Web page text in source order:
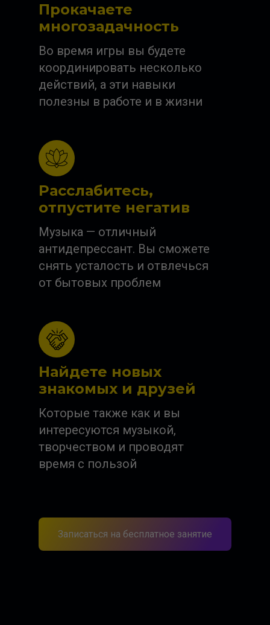
Во время игры вы будете
координировать несколько
действий, а эти навыки
полезны в работе и в жизни
Прокачаете
многозадачность
Музыка — отличный
антидепрессант. Вы сможете
снять усталость и отвлечься
от бытовых проблем
Расслабитесь,
отпустите негатив
Которые также как и вы
интересуются музыкой,
творчеством и проводят
время с пользой
Найдете новых
знакомых и друзей
Записаться на бесплатное занятие